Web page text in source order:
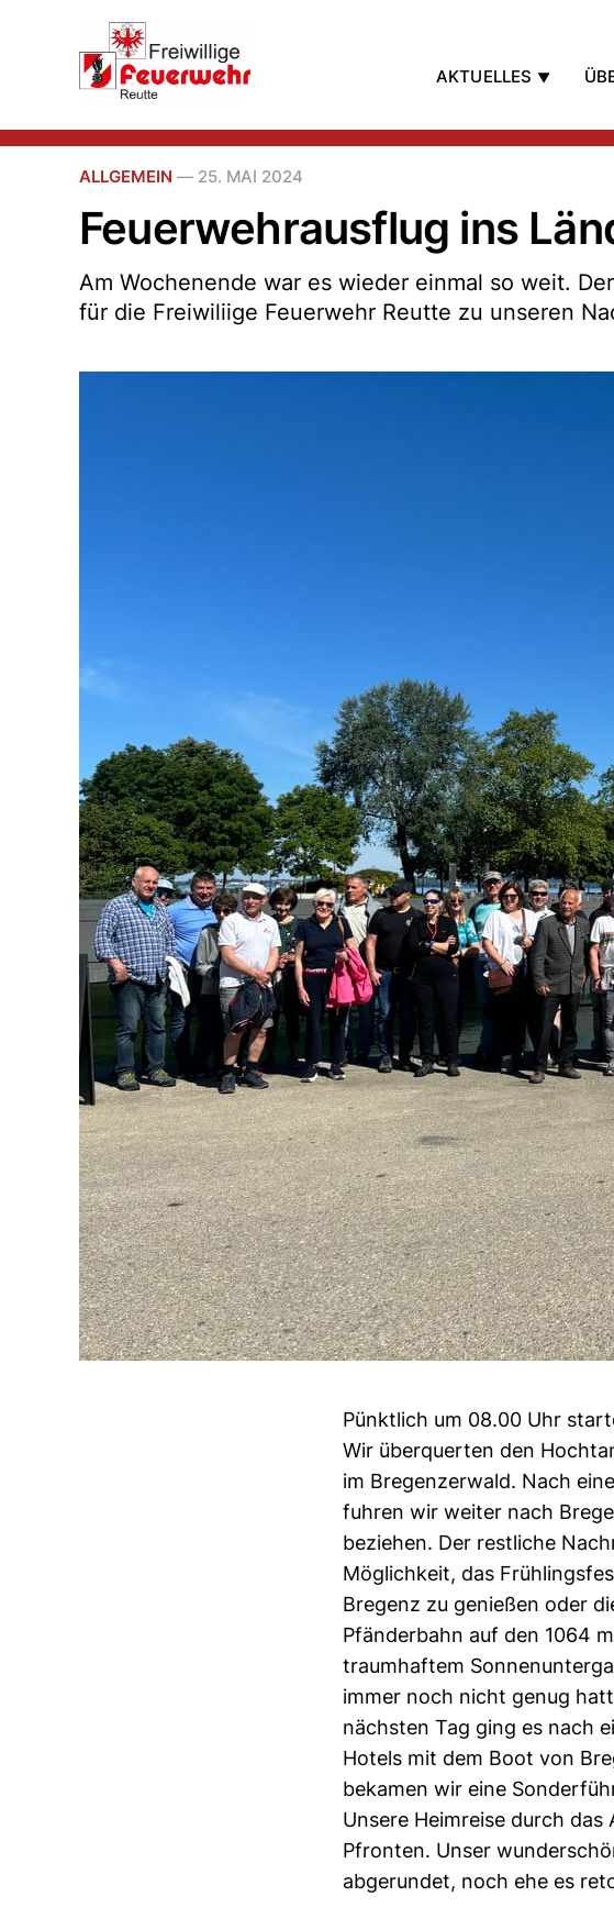
AKTUELLES
ALLGEMEIN — 25. MAI 2024
Feuerwehrausflug ins
Am Wochenende war es wieder einmal so weit.
für die Freiwiliige Feuerwehr Reutte zu unseren
Pünktlich um 08.00 Uhr
Wir überquerten den
im Bregenzerwald. Nach
fuhren wir weiter nach
beziehen. Der restliche
Möglichkeit, das
Bregenz zu genießen oder
Pfänderbahn auf den 1064
traumhaftem
immer noch nicht genug
nächsten Tag ging es nach
Hotels mit dem Boot von
bekamen wir eine
Unsere Heimreise durch
Pfronten. Unser
abgerundet, noch ehe es